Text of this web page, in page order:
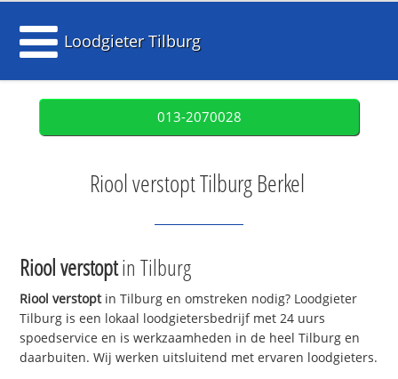
Loodgieter Tilburg
013-2070028
Riool verstopt Tilburg Berkel
Riool verstoptin Tilburg
Riool verstoptin Tilburg en omstreken nodig? Loodgieter
Tilburg is een lokaal loodgietersbedrijf met 24 uurs
spoedservice en is werkzaamheden in de heel Tilburg en
daarbuiten. Wij werken uitsluitend met ervaren loodgieters.